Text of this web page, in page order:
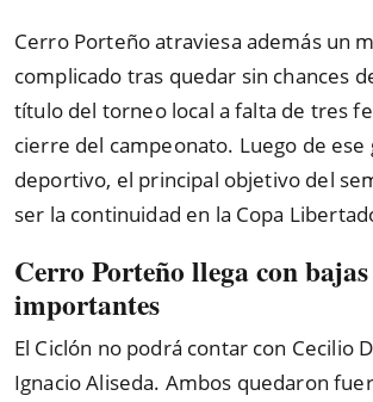
Cerro Porteño atraviesa además un
complicado tras quedar sin chances
título del torneo local a falta de tres
cierre del campeonato. Luego de ese
deportivo, el principal objetivo del
ser la continuidad en la Copa
Cerro Porteño llega con bajas
importantes
El Ciclón no podrá contar con Cecilio
Ignacio Aliseda. Ambos quedaron